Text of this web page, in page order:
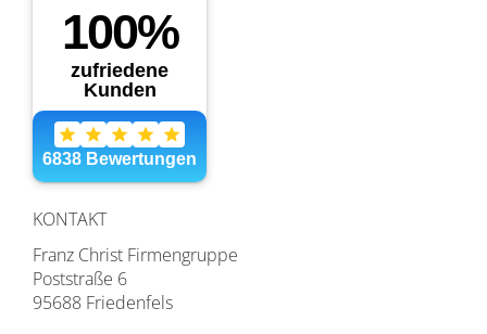
KONTAKT
Franz Christ Firmengruppe
Poststraße 6
95688 Friedenfels